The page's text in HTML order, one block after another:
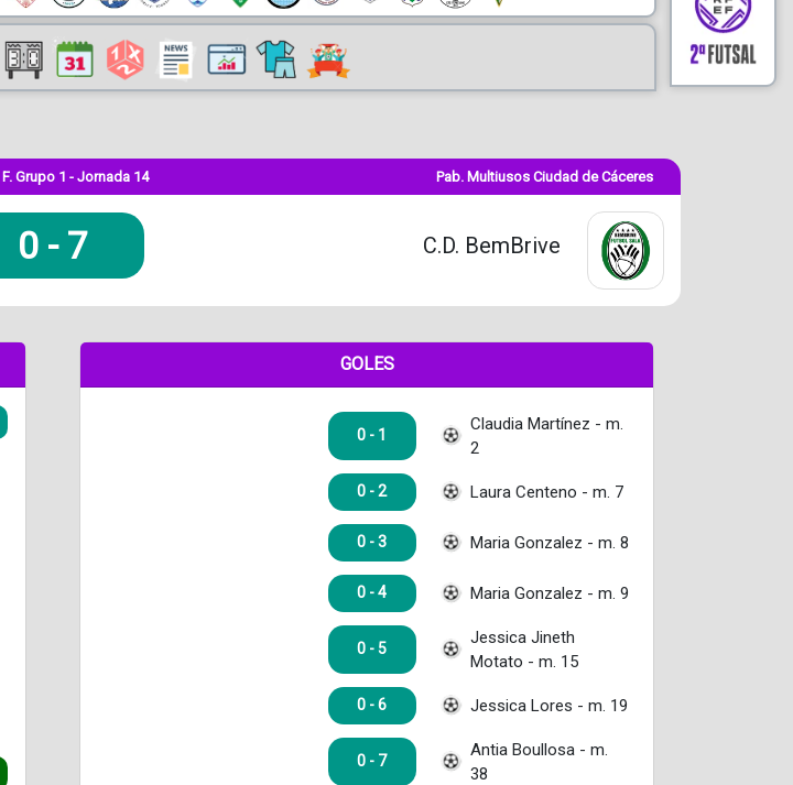
Grupo 1 - Jornada 14 Pab. Multiusos Ciudad de Cáceres
0 - 7 C.D. BemBrive
GOLES
0 - 1
Claudia Martínez - m.
2
0 - 2 Laura Centeno - m. 7
0 - 3 Maria Gonzalez - m. 8
0 - 4 Maria Gonzalez - m. 9
0 - 5
Jessica Jineth
Motato - m. 15
0 - 6 Jessica Lores - m. 19
0 - 7
Antia Boullosa - m.
38